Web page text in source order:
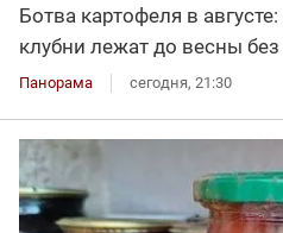
Ботва картофеля в
клубни лежат до весны без
Панорама сегодня, 21:30